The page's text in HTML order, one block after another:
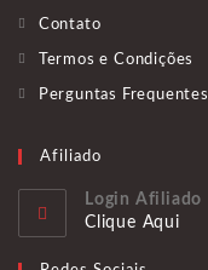
Contato
Termos e Condições
Perguntas Frequentes
Afiliado
Login Afiliado
Clique Aqui